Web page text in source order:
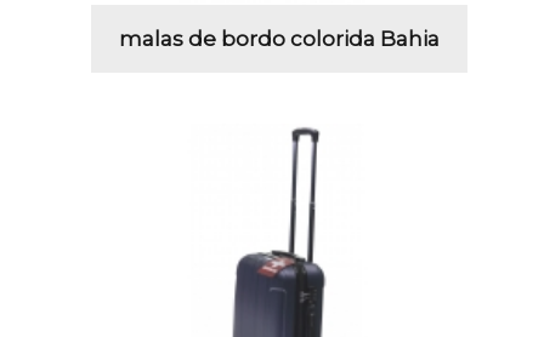
malas de bordo colorida Bahia